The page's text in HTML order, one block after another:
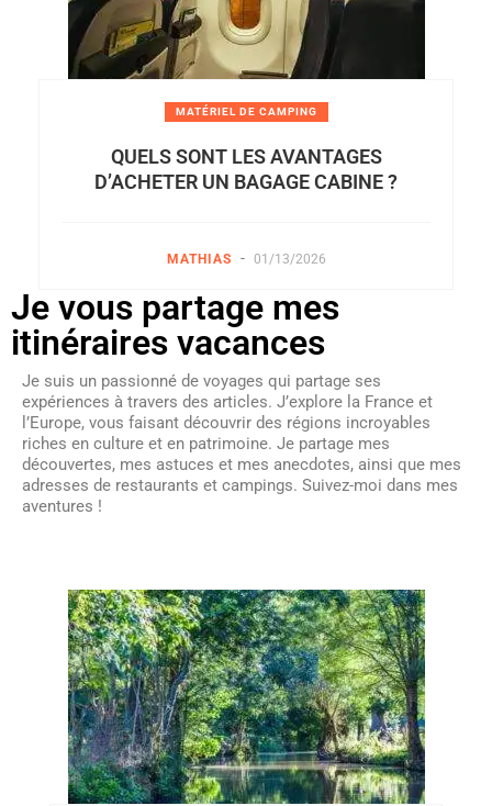
MATÉRIEL DE CAMPING
QUELS SONT LES AVANTAGES
D’ACHETER UN BAGAGE CABINE ?
MATHIAS - 01/13/2026
Je vous partage mes
itinéraires vacances
Je suis un passionné de voyages qui partage ses
expériences à travers des articles. J’explore la France et
l’Europe, vous faisant découvrir des régions incroyables
riches en culture et en patrimoine. Je partage mes
découvertes, mes astuces et mes anecdotes, ainsi que mes
adresses de restaurants et campings. Suivez-moi dans mes
aventures !